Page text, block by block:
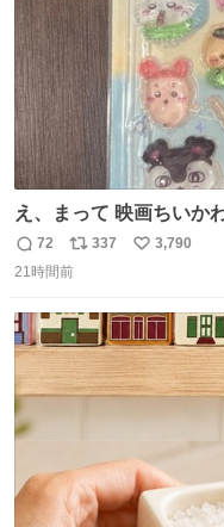
え、まって 映画ちいか
返
信
72
リ
ポ
ト
数
337
い
数
3,790
21時間前